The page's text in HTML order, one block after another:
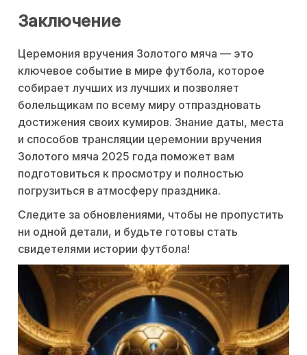
Заключение
Церемония вручения Золотого мяча — это
ключевое событие в мире футбола, которое
собирает лучших из лучших и позволяет
болельщикам по всему миру отпраздновать
достижения своих кумиров. Знание даты, места
и способов трансляции церемонии вручения
Золотого мяча 2025 года поможет вам
подготовиться к просмотру и полностью
погрузиться в атмосферу праздника.
Следите за обновлениями, чтобы не пропустить
ни одной детали, и будьте готовы стать
свидетелями истории футбола!